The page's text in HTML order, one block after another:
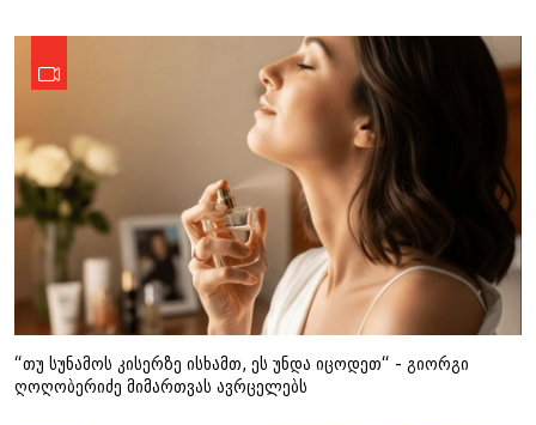
“თუ სუნამოს კისერზე ისხამთ, ეს უნდა იცოდეთ“ - გიორგი
ღოღობერიძე მიმართვას ავრცელებს